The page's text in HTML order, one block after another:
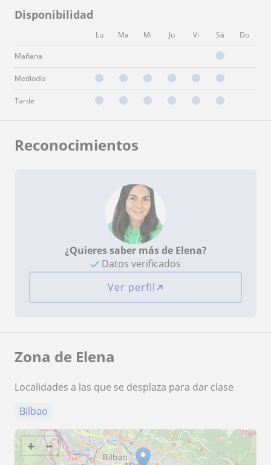
Disponibilidad
Lu Ma Mi Ju Vi Sá Do
Mañana
Mediodía
Tarde
Reconocimientos
¿Quieres saber más de Elena?
Datos verificados
Ver perfil
Zona de Elena
Localidades a las que se desplaza para dar clase
Bilbao
+ −